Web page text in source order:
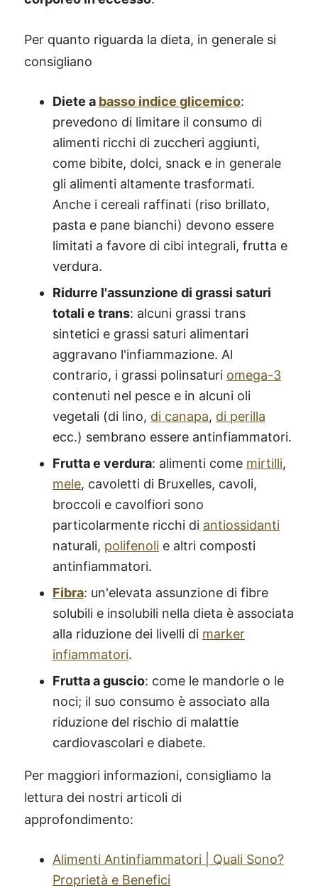
Per quanto riguarda la dieta, in generale si
consigliano
Diete a basso indice glicemico:
prevedono di limitare il consumo di
alimenti ricchi di zuccheri aggiunti,
come bibite, dolci, snack e in generale
gli alimenti altamente trasformati.
Anche i cereali raffinati (riso brillato,
pasta e pane bianchi) devono essere
limitati a favore di cibi integrali, frutta e
verdura.
Ridurre l'assunzione di grassi saturi
totali e trans: alcuni grassi trans
sintetici e grassi saturi alimentari
aggravano l'infiammazione. Al
contrario, i grassi polinsaturi omega-3
contenuti nel pesce e in alcuni oli
vegetali (di lino, di canapa, di perilla
ecc.) sembrano essere antinfiammatori.
Frutta e verdura: alimenti come mirtilli,
mele, cavoletti di Bruxelles, cavoli,
broccoli e cavolfiori sono
particolarmente ricchi di antiossidanti
naturali, polifenoli e altri composti
antinfiammatori.
Fibra: un'elevata assunzione di fibre
solubili e insolubili nella dieta è associata
alla riduzione dei livelli di marker
infiammatori.
Frutta a guscio: come le mandorle o le
noci; il suo consumo è associato alla
riduzione del rischio di malattie
cardiovascolari e diabete.
Per maggiori informazioni, consigliamo la
lettura dei nostri articoli di
approfondimento:
Alimenti Antinfiammatori | Quali Sono?
Proprietà e Benefici